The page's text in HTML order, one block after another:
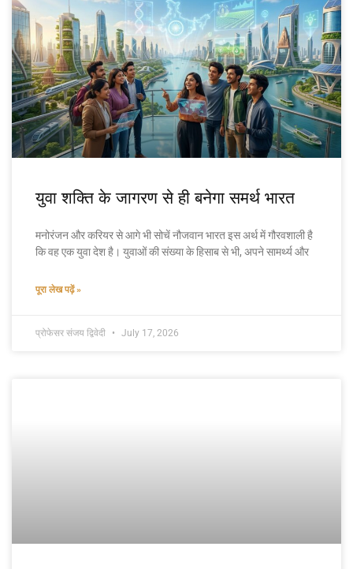
युवा शक्ति के जागरण से ही बनेगा समर्थ भारत
मनोरंजन और करियर से आगे भी सोचें नौजवान भारत इस अर्थ में गौरवशाली है
कि वह एक युवा देश है। युवाओं की संख्या के हिसाब से भी, अपने सामर्थ्य और
पूरा लेख पढ़ें »
प्रोफेसर संजय द्विवेदी July 17, 2026